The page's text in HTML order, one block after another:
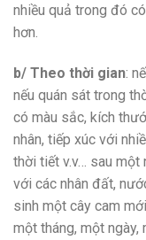
nhiều quả trong đó
hơn.
b/ Theo thời gian:
nếu quán sát trong
có màu sắc, kích
nhân, tiếp xúc với
thời tiết v.v… sau một
với các nhân đất,
sinh một cây cam
một tháng, một